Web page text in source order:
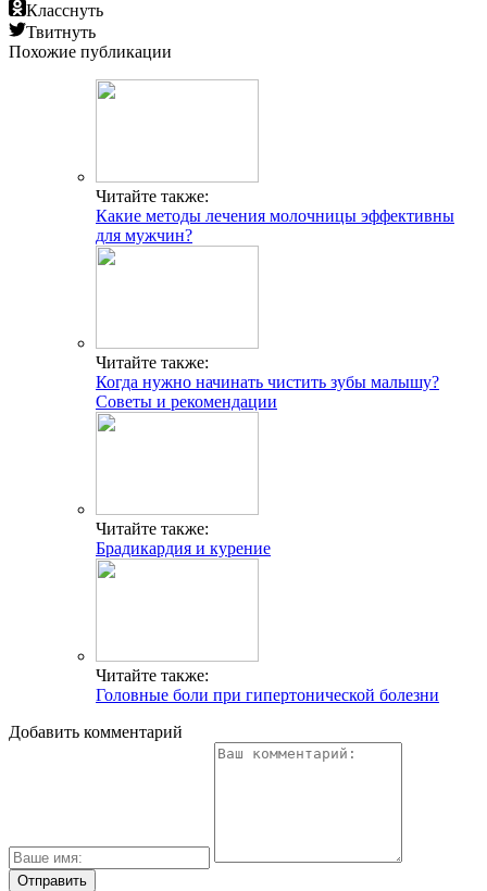
Класснуть
Твитнуть
Похожие публикации
Читайте также:
Какие методы лечения молочницы эффективны
для мужчин?
Читайте также:
Когда нужно начинать чистить зубы малышу?
Советы и рекомендации
Читайте также:
Брадикардия и курение
Читайте также:
Головные боли при гипертонической болезни
Добавить комментарий